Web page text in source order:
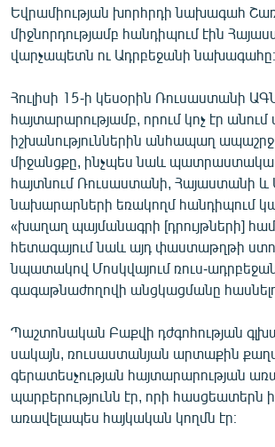
Եվրամիության խորհրդի նախագահ
միջնորդությամբ հանդիպում էին
վարչապետն ու Ադրբեջանի նախագահը։
Հուլիսի 15-ի կեսօրին Ռուսաստանի
հայտարարությամբ, որում կոչ էր
իշխանություններին անհապաղ
միջանցքը, ինչպես նաև
հայտնում Ռուսաստանի, Հայաստանի և
նախարարների եռակողմ հանդիպում
«խաղաղ պայմանագրի [դրույթների]
հետագայում նաև այդ փաստաթղթի
նպատակով Մոսկվայում ռուս-
գագաթնաժողովի անցկացմանը
Պաշտոնական Բաքվի դժգոհության
սակայն, ռուսաստանյան արտաքին
գերատեսչության հայտարարության
պարբերությունն էր, որի հասցեատերն
առավելապես հայկական կողմն էր։